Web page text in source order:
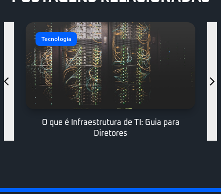
Tecnologia
Cloud Computing para Empresas: Guia
Estratégico 2026